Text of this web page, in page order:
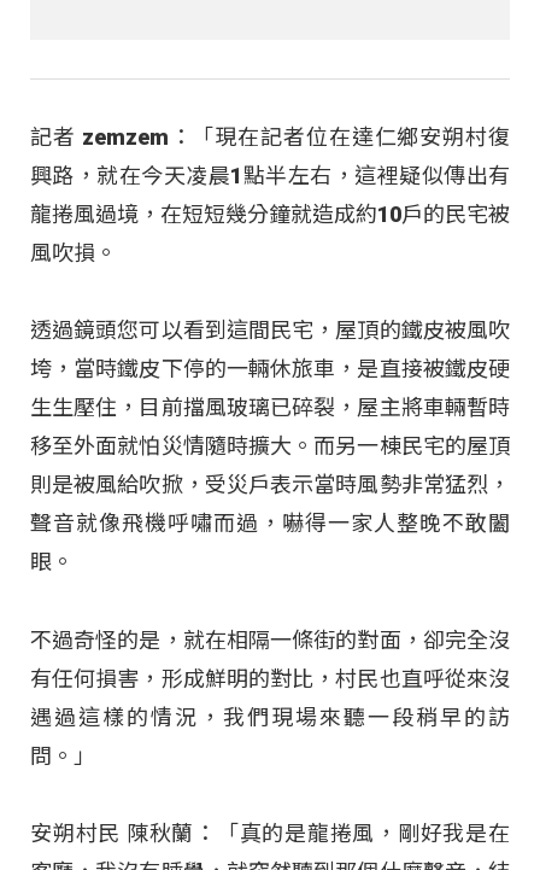
記者 zemzem：「現在記者位在達仁鄉安朔村復
興路，就在今天凌晨1點半左右，這裡疑似傳出有
龍捲風過境，在短短幾分鐘就造成約10戶的民宅被
風吹損。
透過鏡頭您可以看到這間民宅，屋頂的鐵皮被風吹
垮，當時鐵皮下停的一輛休旅車，是直接被鐵皮硬
生生壓住，目前擋風玻璃已碎裂，屋主將車輛暫時
移至外面就怕災情隨時擴大。而另一棟民宅的屋頂
則是被風給吹掀，受災戶表示當時風勢非常猛烈，
聲音就像飛機呼嘯而過，嚇得一家人整晚不敢闔
眼。
不過奇怪的是，就在相隔一條街的對面，卻完全沒
有任何損害，形成鮮明的對比，村民也直呼從來沒
遇過這樣的情況，我們現場來聽一段稍早的訪
問。」
安朔村民 陳秋蘭：「真的是龍捲風，剛好我是在